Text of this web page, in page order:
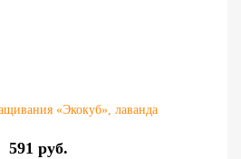
«Экокуб», лаванда
591 руб.